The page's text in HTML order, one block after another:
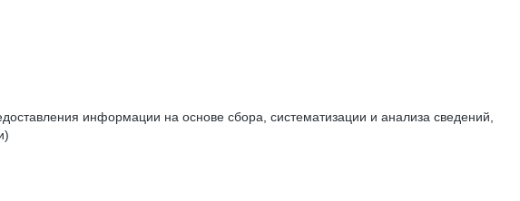
информации на основе сбора, систематизации и анализа сведений,